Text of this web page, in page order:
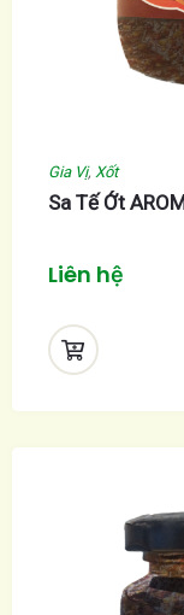
Gia Vị, Xốt
Sa Tế Ớt
Liên hệ